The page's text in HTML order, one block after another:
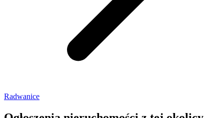
Radwanice